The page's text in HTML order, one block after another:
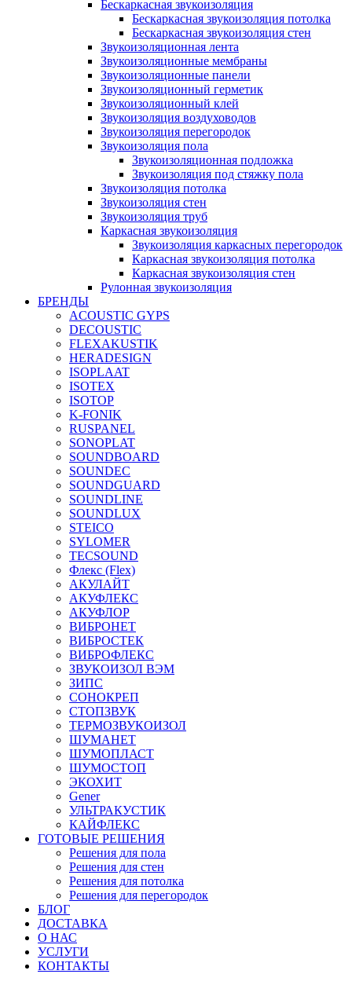
Бескаркасная звукоизоляция
Бескаркасная звукоизоляция потолка
Бескаркасная звукоизоляция стен
Звукоизоляционная лента
Звукоизоляционные мембраны
Звукоизоляционные панели
Звукоизоляционный герметик
Звукоизоляционный клей
Звукоизоляция воздуховодов
Звукоизоляция перегородок
Звукоизоляция пола
Звукоизоляционная подложка
Звукоизоляция под стяжку пола
Звукоизоляция потолка
Звукоизоляция стен
Звукоизоляция труб
Каркасная звукоизоляция
Звукоизоляция каркасных перегородок
Каркасная звукоизоляция потолка
Каркасная звукоизоляция стен
Рулонная звукоизоляция
БРЕНДЫ
ACOUSTIC GYPS
DECOUSTIC
FLEXAKUSTIK
HERADESIGN
ISOPLAAT
ISOTEX
ISOTOP
K-FONIK
RUSPANEL
SONOPLAT
SOUNDBOARD
SOUNDEC
SOUNDGUARD
SOUNDLINE
SOUNDLUX
STEICO
SYLOMER
TECSOUND
Флекс (Flex)
АКУЛАЙТ
АКУФЛЕКС
АКУФЛОР
ВИБРОНЕТ
ВИБРОСТЕК
ВИБРОФЛЕКС
ЗВУКОИЗОЛ ВЭМ
ЗИПС
СОНОКРЕП
СТОПЗВУК
ТЕРМОЗВУКОИЗОЛ
ШУМАНЕТ
ШУМОПЛАСТ
ШУМОСТОП
ЭКОХИТ
Gener
УЛЬТРАКУСТИК
КАЙФЛЕКС
ГОТОВЫЕ РЕШЕНИЯ
Решения для пола
Решения для стен
Решения для потолка
Решения для перегородок
БЛОГ
ДОСТАВКА
О НАС
УСЛУГИ
КОНТАКТЫ